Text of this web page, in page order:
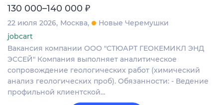
130 000–140 000 ₽
22 июля 2026 Москва
Новые Черемушки
jobcart
Вакансия компании ООО "СТЮАРТ ГЕОКЕМИКЛ ЭНД
ЭССЕЙ" Компания выполняет аналитическое
сопровождение геологических работ (химический
анализ геологических проб). Обязанности: - Ведение
профильной клиентской…